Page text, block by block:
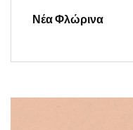
Νέα Φλώρινα